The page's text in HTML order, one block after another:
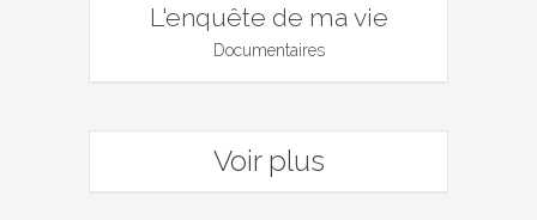
L'enquête de ma vie
Documentaires
Voir plus